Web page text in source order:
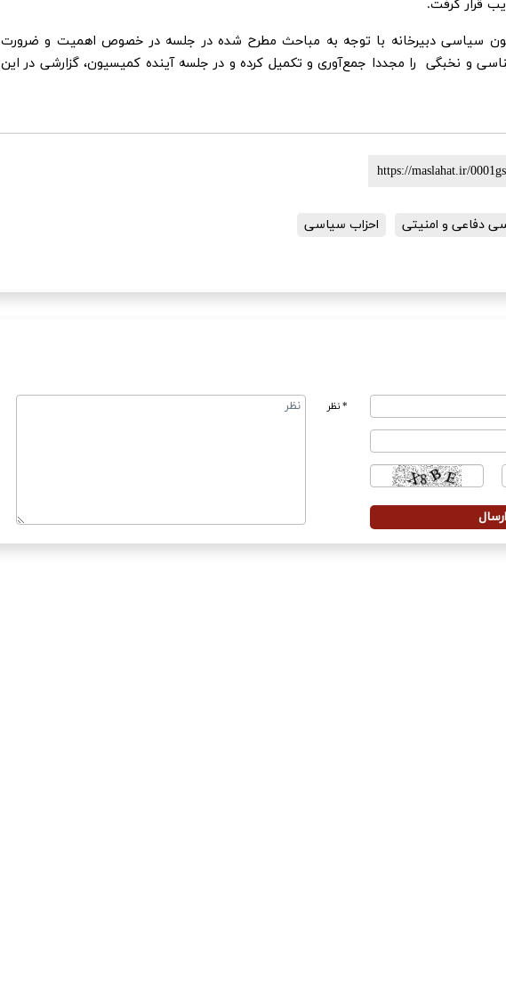
قرار گرفت.
سیاسی دبیرخانه با توجه به مباحث مطرح شده در جلسه در خصوص اهمیت و ضرورت
و نخبگی را مجددا جمع‌آوری و تکمیل کرده و در جلسه آینده کمیسیون، گزارشی در این
دفاعی و امنیتی احزاب سیاسی
* نظر